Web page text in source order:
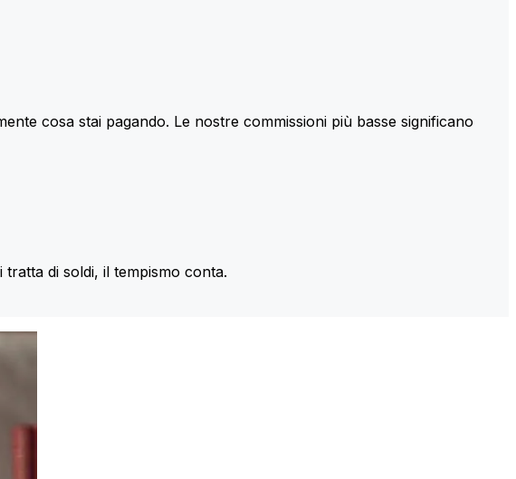
cosa stai pagando. Le nostre commissioni più basse significano
di soldi, il tempismo conta.